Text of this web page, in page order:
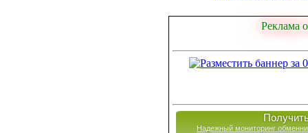
Реклама
Надежный мониторинг